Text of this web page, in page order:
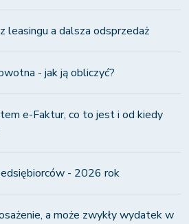
leasingu a dalsza odsprzedaż
- jak ją obliczyć?
e-Faktur, co to jest i od kiedy
- 2026 rok
a może zwykły wydatek w